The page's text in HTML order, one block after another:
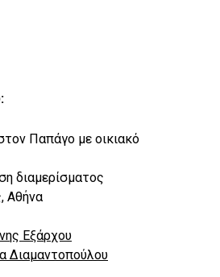
Παπάγο με οικιακό
διαμερίσματος
Αθήνα
Εξάρχου
Διαμαντοπούλου